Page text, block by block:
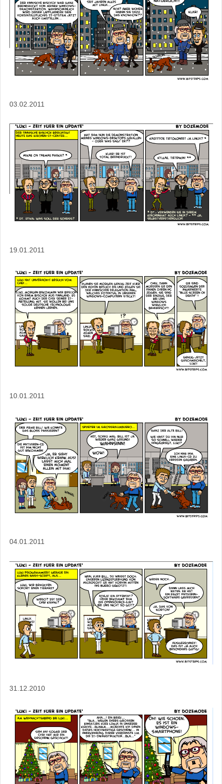
03.02.2011
19.01.2011
10.01.2011
04.01.2011
31.12.2010